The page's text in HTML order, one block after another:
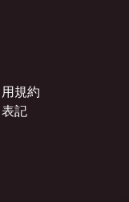
規約
記